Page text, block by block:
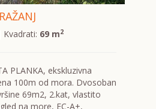
69 m2
PLANKA, ekskluzivna
100m od mora. Dvosoban
69m2, 2.kat, vlastito
na more, EC-A+,